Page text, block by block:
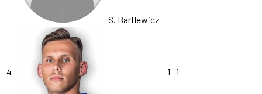
S. Bartlewicz
4 1 1